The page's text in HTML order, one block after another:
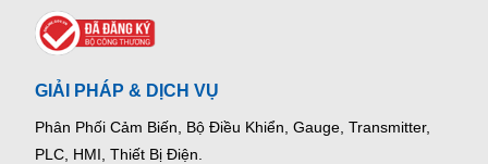
GIẢI PHÁP & DỊCH VỤ
Phân Phối Cảm Biến, Bộ Điều Khiển, Gauge, Transmitter,
PLC, HMI, Thiết Bị Điện.